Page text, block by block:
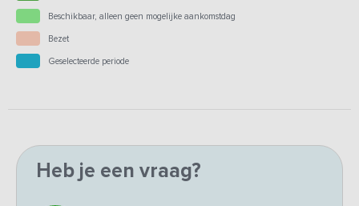
Beschikbaar, alleen geen mogelijke aankomstdag
Bezet
Geselecteerde periode
Heb je een vraag?